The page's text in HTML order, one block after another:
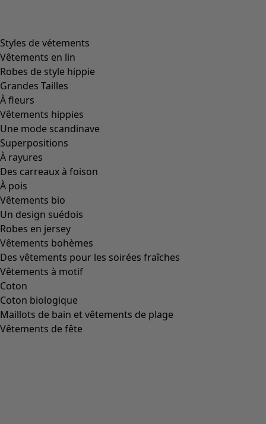
Styles de vétements
Vêtements en lin
Robes de style hippie
Grandes Tailles
À fleurs
Vêtements hippies
Une mode scandinave
Superpositions
À rayures
Des carreaux à foison
À pois
Vêtements bio
Un design suédois
Robes en jersey
Vêtements bohèmes
Des vêtements pour les soirées fraîches
Vêtements à motif
Coton
Coton biologique
Maillots de bain et vêtements de plage
Vêtements de fête